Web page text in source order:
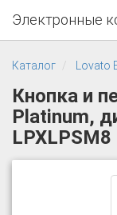
Электронные
Каталог Lovato
Кнопка и
Platinum,
LPXLPSM8